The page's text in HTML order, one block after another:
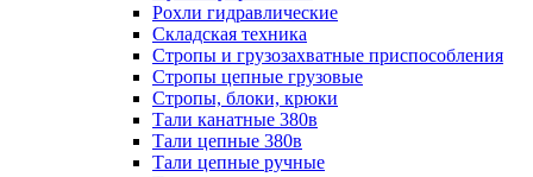
Рохли гидравлические
Складская техника
Стропы и грузозахватные приспособления
Стропы цепные грузовые
Стропы, блоки, крюки
Тали канатные 380в
Тали цепные 380в
Тали цепные ручные